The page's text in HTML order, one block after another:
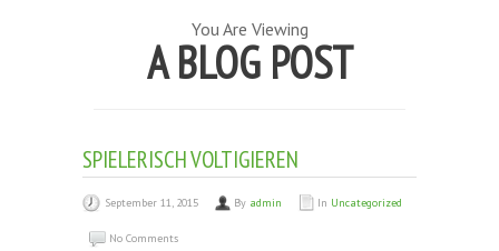
You Are Viewing
A BLOG POST
SPIELERISCH VOLTIGIEREN
September 11, 2015 By admin In Uncategorized
No Comments